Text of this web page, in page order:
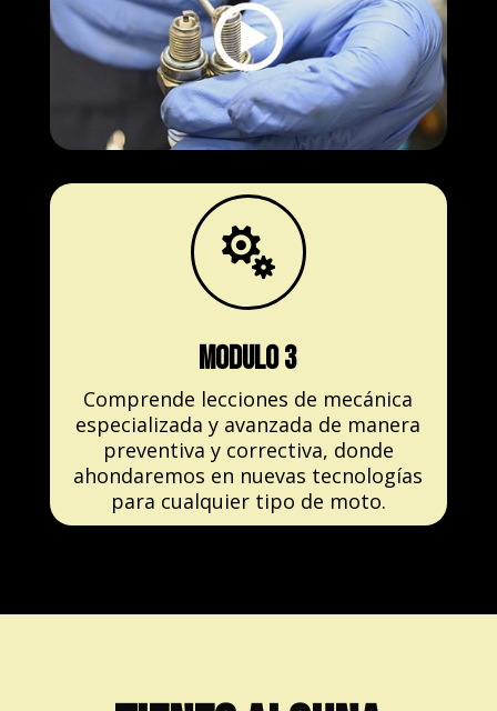

modulo 3
Comprende lecciones de mecánica
especializada y avanzada de manera
preventiva y correctiva, donde
ahondaremos en nuevas tecnologías
para cualquier tipo de moto.